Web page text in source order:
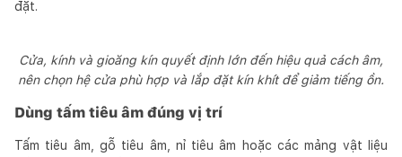
đặt.
Cửa, kính và gioăng kín quyết định lớn đến hiệu quả cách âm,
nên chọn hệ cửa phù hợp và lắp đặt kín khít để giảm tiếng ồn.
Dùng tấm tiêu âm đúng vị trí
Tấm tiêu âm, gỗ tiêu âm, nỉ tiêu âm hoặc các mảng vật liệu